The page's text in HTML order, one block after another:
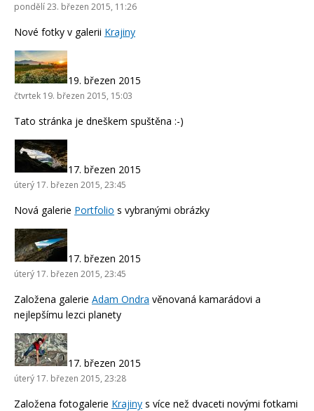
pondělí 23. březen 2015, 11:26
Nové fotky v galerii Krajiny
19. březen 2015
čtvrtek 19. březen 2015, 15:03
Tato stránka je dneškem spuštěna :-)
17. březen 2015
úterý 17. březen 2015, 23:45
Nová galerie Portfolio s vybranými obrázky
17. březen 2015
úterý 17. březen 2015, 23:45
Založena galerie Adam Ondra věnovaná kamarádovi a
nejlepšímu lezci planety
17. březen 2015
úterý 17. březen 2015, 23:28
Založena fotogalerie Krajiny s více než dvaceti novými fotkami